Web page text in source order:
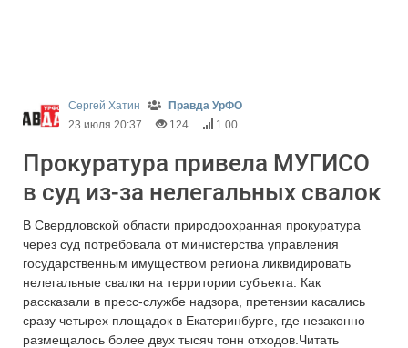
Сергей Хатин
Правда УрФО
23 июля 20:37
124 1.00
Прокуратура привела МУГИСО
в суд из-за нелегальных свалок
В Свердловской области природоохранная прокуратура
через суд потребовала от министерства управления
государственным имуществом региона ликвидировать
нелегальные свалки на территории субъекта. Как
рассказали в пресс-службе надзора, претензии касались
сразу четырех площадок в Екатеринбурге, где незаконно
размещалось более двух тысяч тонн отходов.Читать